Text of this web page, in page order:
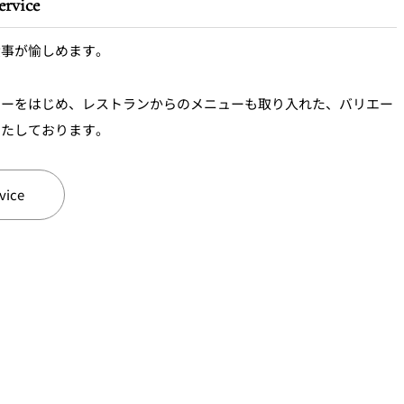
が愉しめます。
をはじめ、レストランからのメニューも取り入れた、バリエー
しております。